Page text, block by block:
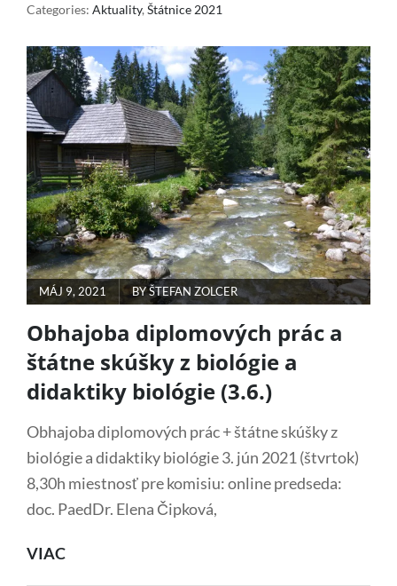
Z
A
DIDAKTIKY
BIOLÓGIE
(17.6.)
Categories: Aktuality, Štátnice 2021
POSTED
ON
MÁJ 9, 2021 BYŠTEFAN ZOLCER
Obhajoba diplomových prác a
štátne skúšky z biológie a
didaktiky biológie (3.6.)
Obhajoba diplomových prác + štátne skúšky z
biológie a didaktiky biológie 3. jún 2021 (štvrtok)
8,30h miestnosť pre komisiu: online predseda:
doc. PaedDr. Elena Čipková,
VIACOBHAJOBA